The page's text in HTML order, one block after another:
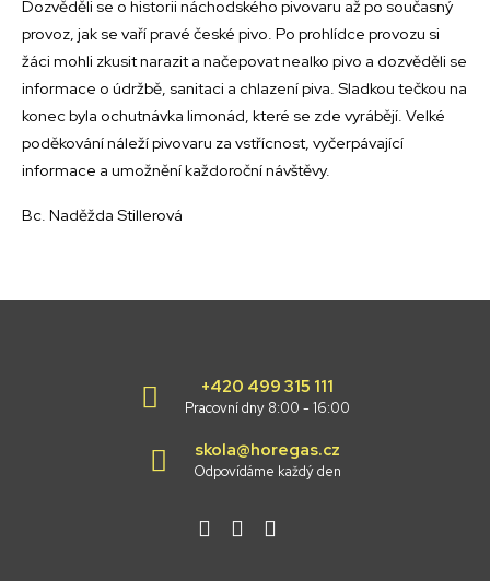
Dozvěděli se o historii náchodského pivovaru až po současný
provoz, jak se vaří pravé české pivo. Po prohlídce provozu si
žáci mohli zkusit narazit a načepovat nealko pivo a dozvěděli se
informace o údržbě, sanitaci a chlazení piva. Sladkou tečkou na
konec byla ochutnávka limonád, které se zde vyrábějí. Velké
poděkování náleží pivovaru za vstřícnost, vyčerpávající
informace a umožnění každoroční návštěvy.
Bc. Naděžda Stillerová
+420 499 315 111
Pracovní dny 8:00 - 16:00
skola@horegas.cz
Odpovídáme každý den